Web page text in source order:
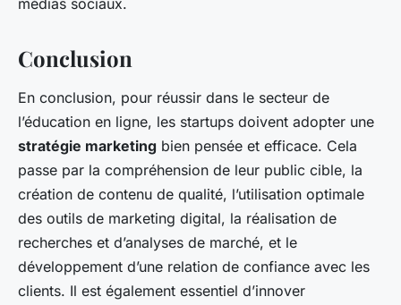
médias sociaux.
Conclusion
En conclusion, pour réussir dans le secteur de
l’éducation en ligne, les startups doivent adopter une
stratégie marketing bien pensée et efficace. Cela
passe par la compréhension de leur public cible, la
création de contenu de qualité, l’utilisation optimale
des outils de marketing digital, la réalisation de
recherches et d’analyses de marché, et le
développement d’une relation de confiance avec les
clients. Il est également essentiel d’innover